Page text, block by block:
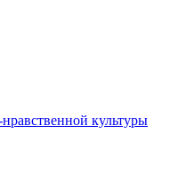
культуры